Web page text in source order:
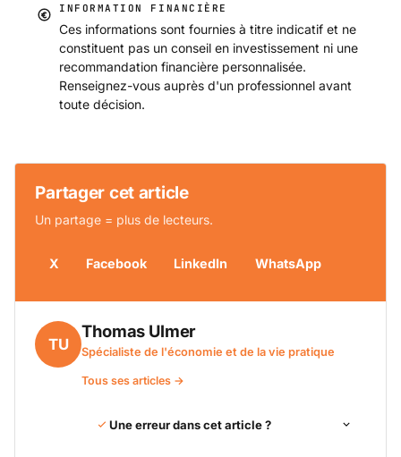
INFORMATION FINANCIÈRE
Ces informations sont fournies à titre indicatif et ne
constituent pas un conseil en investissement ni une
recommandation financière personnalisée.
Renseignez-vous auprès d'un professionnel avant
toute décision.
Partager cet article
Un partage = plus de lecteurs.
X Facebook LinkedIn WhatsApp
TU
Thomas Ulmer
Spécialiste de l'économie et de la vie pratique
Tous ses articles →
Une erreur dans cet article ?